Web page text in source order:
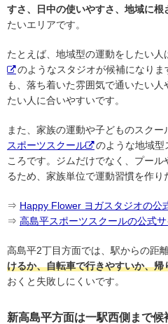
すさ、日中の使いやすさ、地域に根
たいエリアです。
たとえば、地域型の運動をしたい人
のようなスタジオが候補になり
も、落ち着いた雰囲気で通いたい
たい人に合いやすいです。
また、家族の運動や子どものスクー
スポーツスクール
のような地域型
ころです。ジムだけでなく、プー
るため、家族単位で運動習慣を作り
⇒ Happy Flower ヨガスタジオの公
⇒ 高島平スポーツスクールの公式
高島平2丁目方面では、駅からの距
けるか、自転車で行きやすいか、帰
おくと失敗しにくいです。
新高島平方面は一駅西側まで候